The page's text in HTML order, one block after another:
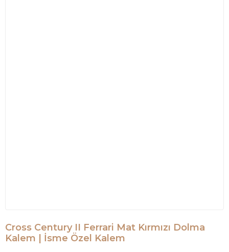
Cross Century II Ferrari Mat Kırmızı Dolma
Kalem | İsme Özel Kalem